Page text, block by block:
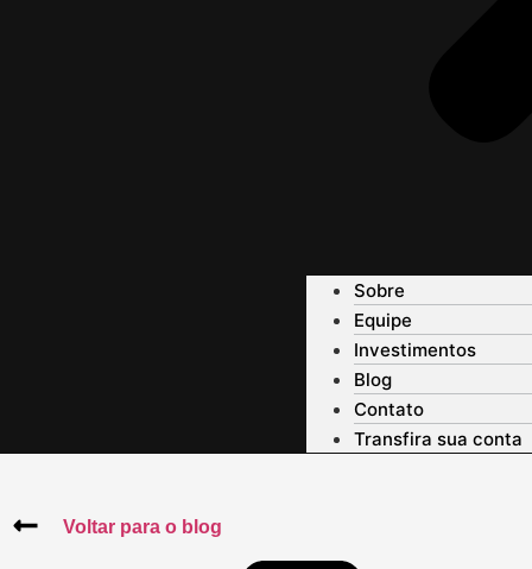
Sobre
Equipe
Investimentos
Blog
Contato
Transfira sua conta
Voltar para o blog